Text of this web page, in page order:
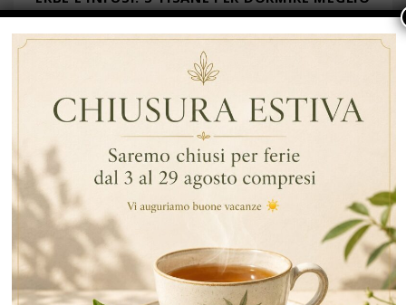
… Continua a leggere
By Data
Verbena,Tisane Rilassanti , Tisane Per Dormire,
Camomilla Valeriana,
Melissa
Tisane Per Dormire
,Infusi Rilassanti, Insonnia
Dormire Meglio
CATEGORIE